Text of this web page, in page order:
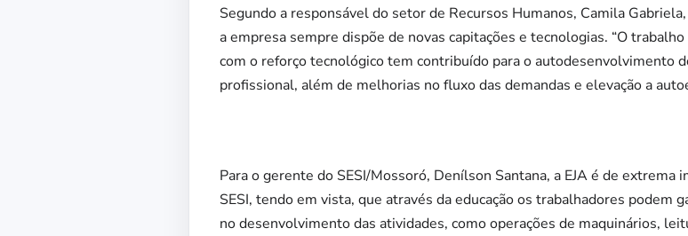
Segundo a responsável do setor de Recursos Humanos, Camila
a empresa sempre dispõe de novas capitações e tecnologias. “O
com o reforço tecnológico tem contribuído para o autodesenvolvimento
profissional, além de melhorias no fluxo das demandas e elevação a
Para o gerente do SESI/Mossoró, Denílson Santana, a EJA é de
SESI, tendo em vista, que através da educação os trabalhadores podem
no desenvolvimento das atividades, como operações de maquinários,